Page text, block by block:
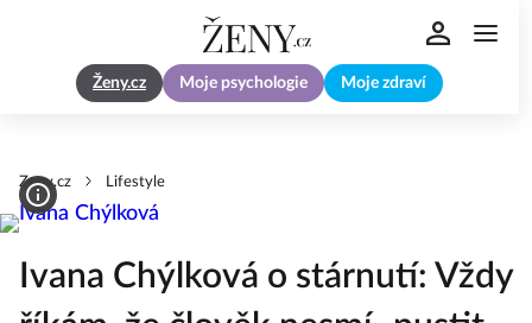
Ženy.cz Moje psychologie Moje zdraví
Zeny.cz Lifestyle
Ivana Chýlková o stárnutí: Vždy